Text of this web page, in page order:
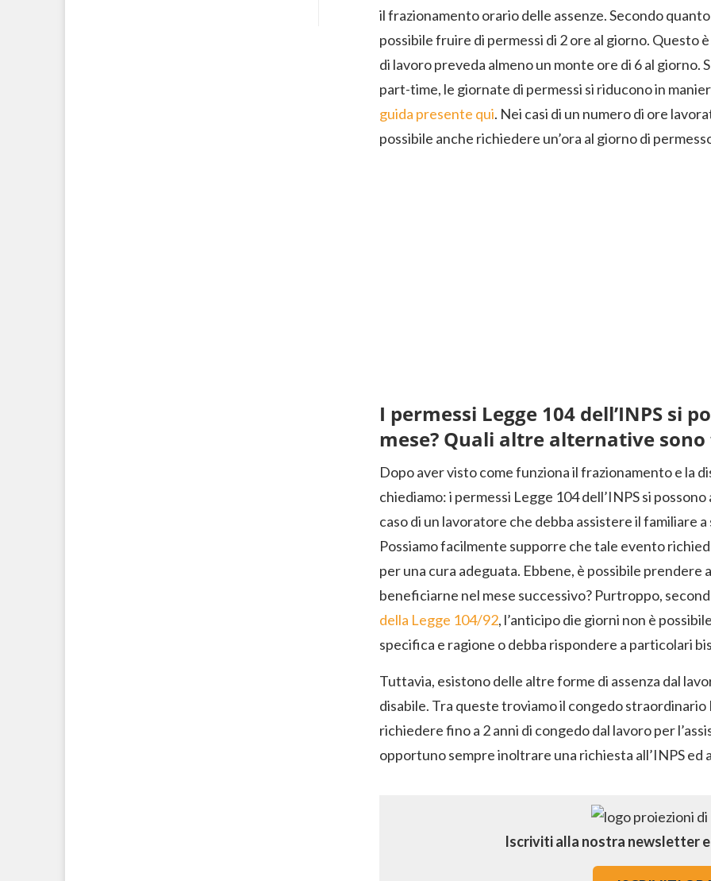
il frazionamento orario delle assenze. Secondo
possibile fruire di permessi di 2 ore al giorno. Questo
di lavoro preveda almeno un monte ore di 6 al giorno.
part-time, le giornate di permessi si riducono in
guida presente qui. Nei casi di un numero di ore
possibile anche richiedere un’ora al giorno di
I permessi Legge 104 dell’INPS si
mese? Quali altre alternative
Dopo aver visto come funziona il frazionamento e la
chiediamo: i permessi Legge 104 dell’INPS si
caso di un lavoratore che debba assistere il familiare
Possiamo facilmente supporre che tale evento
per una cura adeguata. Ebbene, è possibile prendere
beneficiarne nel mese successivo? Purtroppo,
della Legge 104/92, l’anticipo die giorni non è
specifica e ragione o debba rispondere a particolari
Tuttavia, esistono delle altre forme di assenza dal
disabile. Tra queste troviamo il congedo straordinario
richiedere fino a 2 anni di congedo dal lavoro per
opportuno sempre inoltrare una richiesta all’INPS ed
Iscriviti alla nostra newsletter